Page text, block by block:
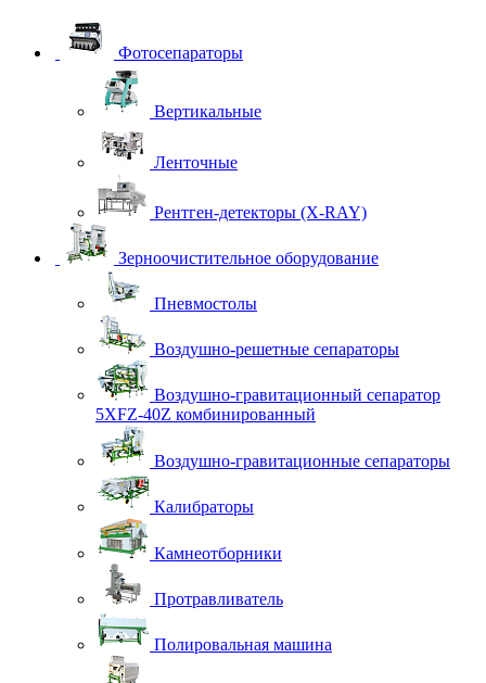
Фотосепараторы
Вертикальные
Ленточные
Рентген-детекторы (X-RAY)
Зерноочистительное оборудование
Пневмостолы
Воздушно-решетные сепараторы
Воздушно-гравитационный сепаратор
5XFZ-40Z комбинированный
Воздушно-гравитационные сепараторы
Калибраторы
Камнеотборники
Протравливатель
Полировальная машина